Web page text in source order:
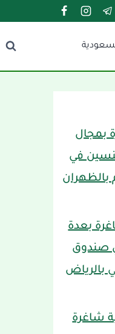
بمجال
في
بعدة
صندوق
بالرياض
شاغرة